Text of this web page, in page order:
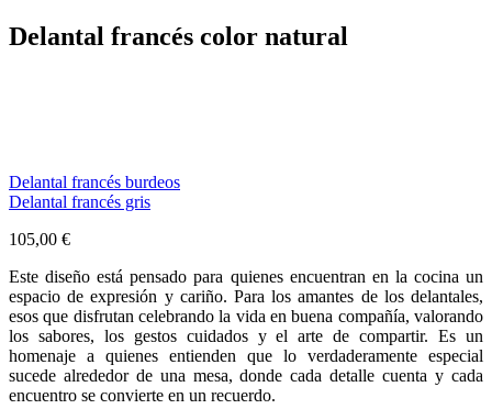
Delantal francés color natural
Navegación
de
entradas
Delantal francés burdeos
Delantal francés gris
105,00 €
Este diseño está pensado para quienes encuentran en la cocina un
espacio de expresión y cariño. Para los amantes de los delantales,
esos que disfrutan celebrando la vida en buena compañía, valorando
los sabores, los gestos cuidados y el arte de compartir. Es un
homenaje a quienes entienden que lo verdaderamente especial
sucede alrededor de una mesa, donde cada detalle cuenta y cada
encuentro se convierte en un recuerdo.